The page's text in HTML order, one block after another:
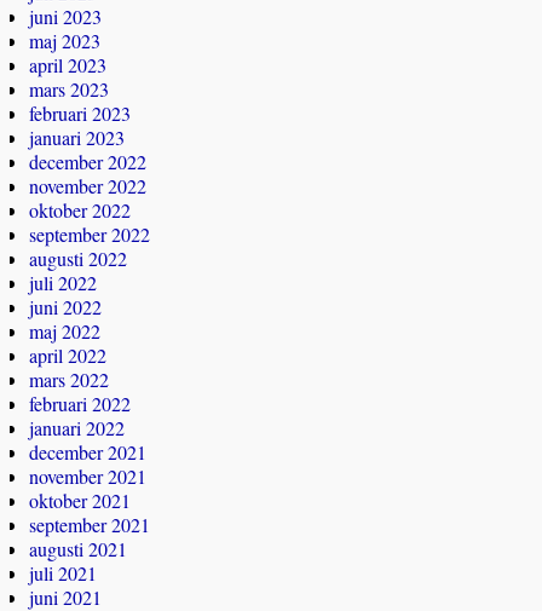
juni 2023
maj 2023
april 2023
mars 2023
februari 2023
januari 2023
december 2022
november 2022
oktober 2022
september 2022
augusti 2022
juli 2022
juni 2022
maj 2022
april 2022
mars 2022
februari 2022
januari 2022
december 2021
november 2021
oktober 2021
september 2021
augusti 2021
juli 2021
juni 2021